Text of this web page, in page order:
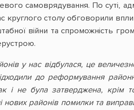
самоврядування. По суті,
круглого столу обговорили
війни та спроможність
у нас відбулася, це
до реформування
і не була затверджена, крім
нових районів помилки та